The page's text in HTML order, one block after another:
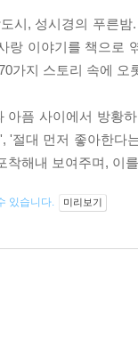
시, 성시경의 푸른
랑 이야기를 책으로
가지 스토리 속에 오
아픔 사이에서 방황
'절대 먼저 좋아한다
착해내 보여주며, 이
있습니다. 미리보기